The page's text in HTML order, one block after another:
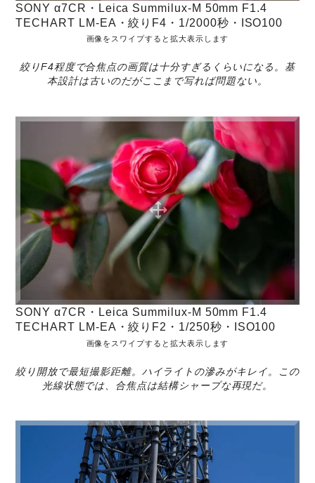
SONY α7CR・Leica Summilux-M 50mm F1.4
TECHART LM-EA・絞りF4・1/2000秒・ISO100
画像をスワイプすると拡大表示します
絞りF4程度で合焦点の画質は十分すぎるくらいになる。基
本設計は古いのだがここまで写れば問題ない。
SONY α7CR・Leica Summilux-M 50mm F1.4
TECHART LM-EA・絞りF2・1/250秒・ISO100
画像をスワイプすると拡大表示します
絞り開放で最短撮影距離。ハイライトの滲みがキレイ。この
光線状態では、合焦点は結構シャープな再現だ。